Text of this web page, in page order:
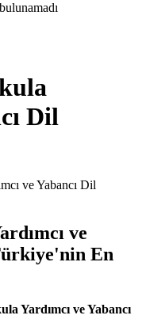
Dil
ve Yabancı Dil
ve
En
Yardımcı ve Yabancı